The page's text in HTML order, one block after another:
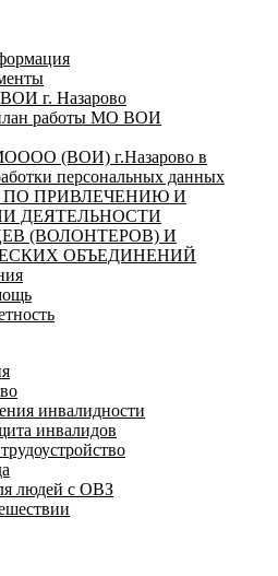
г. Назарово
работы МО ВОИ
(ВОИ) г.Назарово в
персональных данных
ПРИВЛЕЧЕНИЮ И
ДЕЯТЕЛЬНОСТИ
(ВОЛОНТЕРОВ) И
ОБЪЕДИНЕНИЙ
инвалидности
инвалидов
людей с ОВЗ